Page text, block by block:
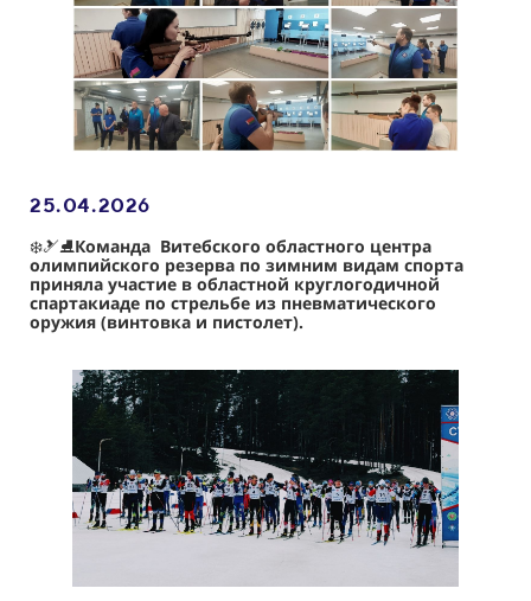
25.04.2026
❄️🎿⛸Команда Витебского областного центра
олимпийского резерва по зимним видам спорта
приняла участие в областной круглогодичной
спартакиаде по стрельбе из пневматического
оружия (винтовка и пистолет).